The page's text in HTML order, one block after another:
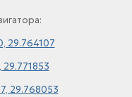
29.764107
29.768053